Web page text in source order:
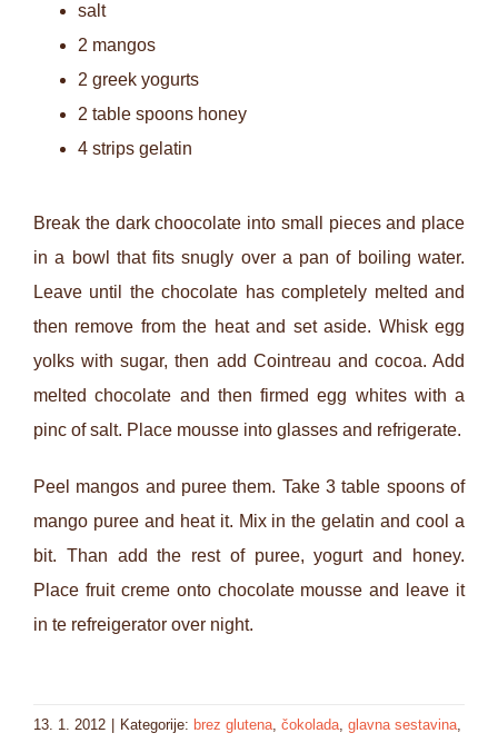
salt
2 mangos
2 greek yogurts
2 table spoons honey
4 strips gelatin
Break the dark choocolate into small pieces and place
in a bowl that fits snugly over a pan of boiling water.
Leave until the chocolate has completely melted and
then remove from the heat and set aside. Whisk egg
yolks with sugar, then add Cointreau and cocoa. Add
melted chocolate and then firmed egg whites with a
pinc of salt. Place mousse into glasses and refrigerate.
Peel mangos and puree them. Take 3 table spoons of
mango puree and heat it. Mix in the gelatin and cool a
bit. Than add the rest of puree, yogurt and honey.
Place fruit creme onto chocolate mousse and leave it
in te refreigerator over night.
13. 1. 2012 Kategorije: brez glutena, čokolada, glavna sestavina,